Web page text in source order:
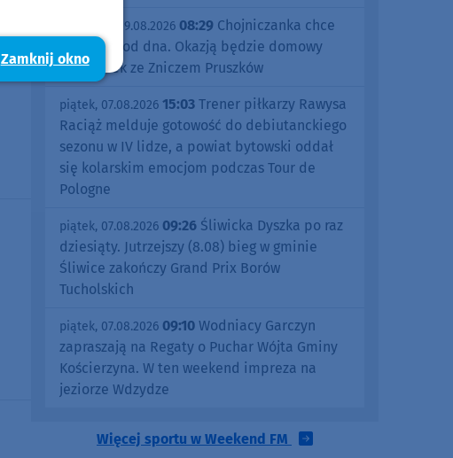
niedziela, 09.08.2026 08:29 Chojniczanka chce
odbić się od dna. Okazją będzie domowy
pojedynek ze Zniczem Pruszków
piątek, 07.08.2026 15:03 Trener piłkarzy Rawysa
Raciąż melduje gotowość do debiutanckiego
sezonu w IV lidze, a powiat bytowski oddał
się kolarskim emocjom podczas Tour de
Pologne
piątek, 07.08.2026 09:26 Śliwicka Dyszka po raz
dziesiąty. Jutrzejszy (8.08) bieg w gminie
Śliwice zakończy Grand Prix Borów
Tucholskich
piątek, 07.08.2026 09:10 Wodniacy Garczyn
zapraszają na Regaty o Puchar Wójta Gminy
Kościerzyna. W ten weekend impreza na
jeziorze Wdzydze
Więcej sportu w Weekend FM
Zamknij okno